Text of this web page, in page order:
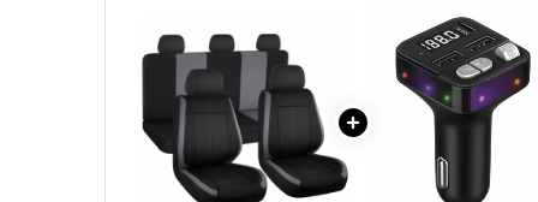
Incarcatoare Auto
Accesorii pentru Roti si Anvelope
Organizatoare Auto